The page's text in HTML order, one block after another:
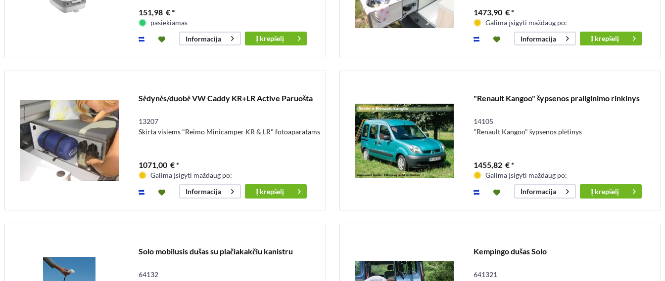
151,98 € *
pasiekiamas
Informacija
Į krepšelį
1473,90 € *
Galima įsigyti maždaug po:
Informacija
Į krepšelį
Sėdynės/duobė VW Caddy KR+LR Active Paruošta
13207
Skirta visiems "Reimo Minicamper KR & LR" fotoaparatams
1071,00 € *
Galima įsigyti maždaug po:
Informacija
Į krepšelį
"Renault Kangoo" šypsenos prailginimo rinkinys
14105
"Renault Kangoo" šypsenos plėtinys
1455,82 € *
Galima įsigyti maždaug po:
Informacija
Į krepšelį
Solo mobilusis dušas su plačiakakčiu kanistru
64132
Kempingo dušas Solo
641321